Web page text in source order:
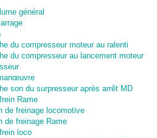
général
du compresseur moteur au ralenti
du compresseur au lancement moteur
son du surpresseur après arrêt MD
Rame
de freinage locomotive
de freinage Rame
loco